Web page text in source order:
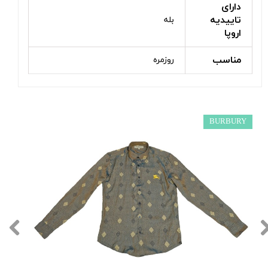
دارای
تاییدیه
اروپا
بله
مناسب روزمره
BURBURY